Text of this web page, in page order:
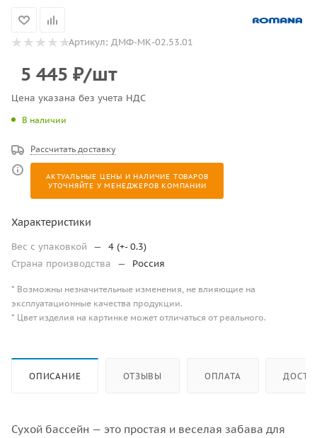
Артикул: ДМФ-МК-02.53.01
5 445 ₽/шт
Цена указана без учета НДС
В наличии
Рассчитать доставку
АКТУАЛЬНЫЕ ЦЕНЫ И НАЛИЧИЕ ТОВАРОВ
УТОЧНЯЙТЕ У МЕНЕДЖЕРОВ КОМПАНИИ
Характеристики
Вес с упаковкой —
4 (+- 0.3)
Страна производства
— Россия
* Возможны незначительные изменения, не влияющие на
эксплуатационные качества продукции.
* Цвет изделия на картинке может отличаться от реального.
ОПИСАНИЕ ОТЗЫВЫ ОПЛАТА
Сухой бассейн — это простая и веселая забава для